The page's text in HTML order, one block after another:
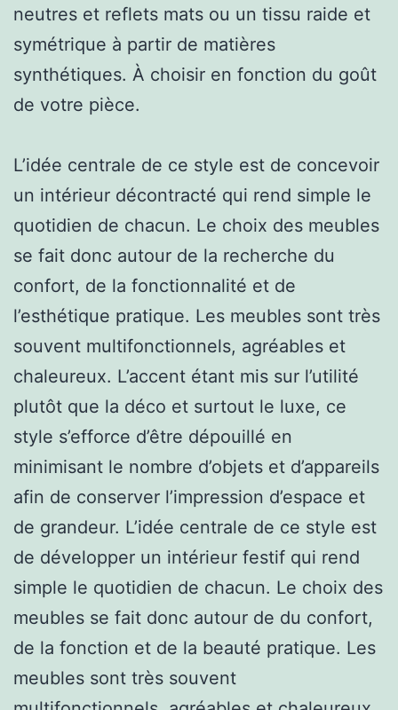
neutres et reflets mats ou un tissu raide et
symétrique à partir de matières
synthétiques. À choisir en fonction du goût
de votre pièce.
L’idée centrale de ce style est de concevoir
un intérieur décontracté qui rend simple le
quotidien de chacun. Le choix des meubles
se fait donc autour de la recherche du
confort, de la fonctionnalité et de
l’esthétique pratique. Les meubles sont très
souvent multifonctionnels, agréables et
chaleureux. L’accent étant mis sur l’utilité
plutôt que la déco et surtout le luxe, ce
style s’efforce d’être dépouillé en
minimisant le nombre d’objets et d’appareils
afin de conserver l’impression d’espace et
de grandeur. L’idée centrale de ce style est
de développer un intérieur festif qui rend
simple le quotidien de chacun. Le choix des
meubles se fait donc autour de du confort,
de la fonction et de la beauté pratique. Les
meubles sont très souvent